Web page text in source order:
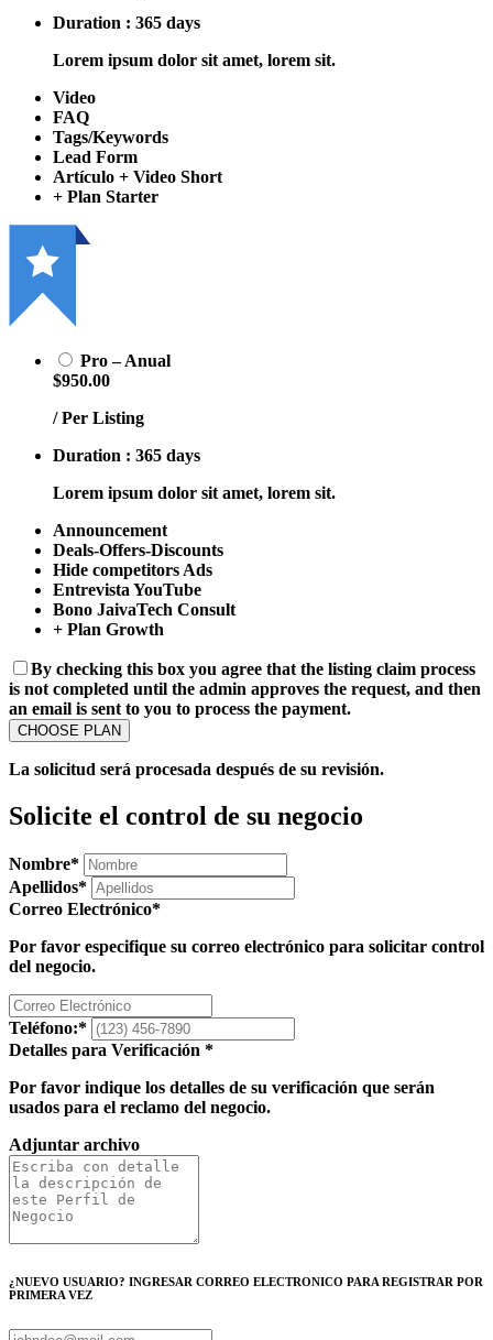
Duration : 365 days
Lorem ipsum dolor sit amet, lorem sit.
Video
FAQ
Tags/Keywords
Lead Form
Artículo + Video Short
+ Plan Starter
Pro – Anual
$950.00
/ Per Listing
Duration : 365 days
Lorem ipsum dolor sit amet, lorem sit.
Announcement
Deals-Offers-Discounts
Hide competitors Ads
Entrevista YouTube
Bono JaivaTech Consult
+ Plan Growth
By checking this box you agree that the listing claim process
is not completed until the admin approves the request, and then
an email is sent to you to process the payment.
La solicitud será procesada después de su revisión.
Solicite el control de su negocio
Nombre*
Apellidos*
Correo Electrónico*
Por favor especifique su correo electrónico para solicitar control
del negocio.
Teléfono:*
Detalles para Verificación *
Por favor indique los detalles de su verificación que serán
usados para el reclamo del negocio.
Adjuntar archivo
¿NUEVO USUARIO? INGRESAR CORREO ELECTRONICO PARA REGISTRAR POR
PRIMERA VEZ